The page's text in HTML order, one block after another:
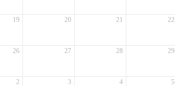
19 20 21 22
26 27 28 29
2 3 4 5